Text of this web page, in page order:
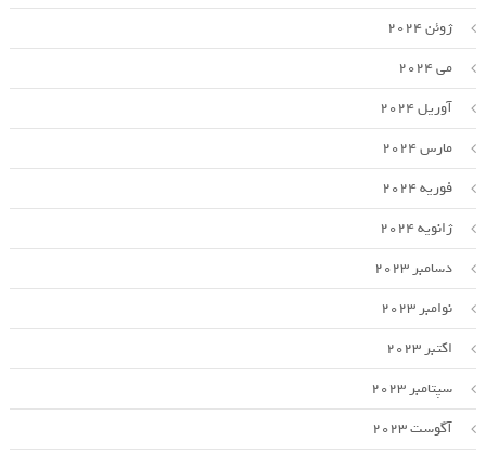
ژوئن 2024
می 2024
آوریل 2024
مارس 2024
فوریه 2024
ژانویه 2024
دسامبر 2023
نوامبر 2023
اکتبر 2023
سپتامبر 2023
آگوست 2023